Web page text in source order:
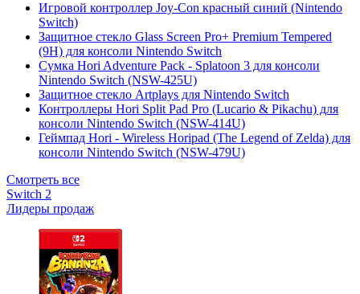
Игровой контроллер Joy-Con красный синий (Nintendo
Switch)
Защитное стекло Glass Screen Pro+ Premium Tempered
(9H) для консоли Nintendo Switch
Сумка Hori Adventure Pack - Splatoon 3 для консоли
Nintendo Switch (NSW-425U)
Защитное стекло Artplays для Nintendo Switch
Контроллеры Hori Split Pad Pro (Lucario & Pikachu) для
консоли Nintendo Switch (NSW-414U)
Геймпад Hori - Wireless Horipad (The Legend of Zelda) для
консоли Nintendo Switch (NSW-479U)
Смотреть все
Switch 2
Лидеры продаж